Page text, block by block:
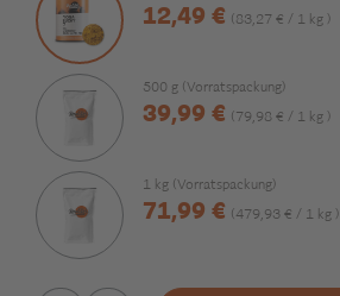
12,49 € (83,27 € / 1 kg )
500 g (Vorratspackung)
39,99 € (79,98 € / 1 kg )
1 kg (Vorratspackung)
71,99 € (479,93 € / 1 kg )